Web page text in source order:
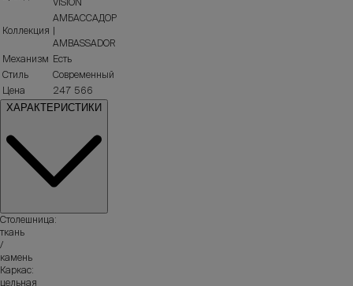
Коллекция
АМБАССАДОР
AMBASSADOR
Механизм
Есть
Стиль
Современный
Цена
247 566
ХАРАКТЕРИСТИКИ
Столешница:
ткань
/
камень
Каркас:
цельная